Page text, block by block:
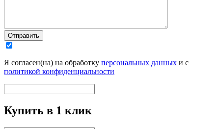
Отправить
Я согласен(на) на обработку персональных данных и с
политикой конфиденциальности
Купить в 1 клик